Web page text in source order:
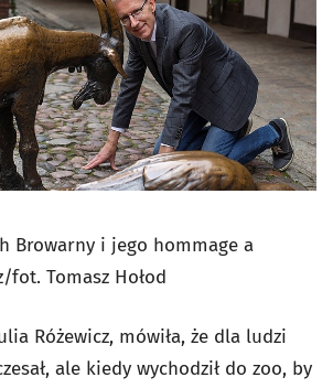
Browarny i jego hommage a
fot. Tomasz Hołod
Różewicz, mówiła, że dla ludzi
ale kiedy wychodził do zoo, by